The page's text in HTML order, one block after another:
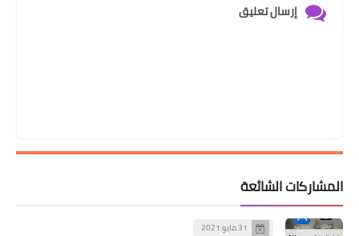
إرسال تعليق
المشاركات الشائعة
31 مايو 2021